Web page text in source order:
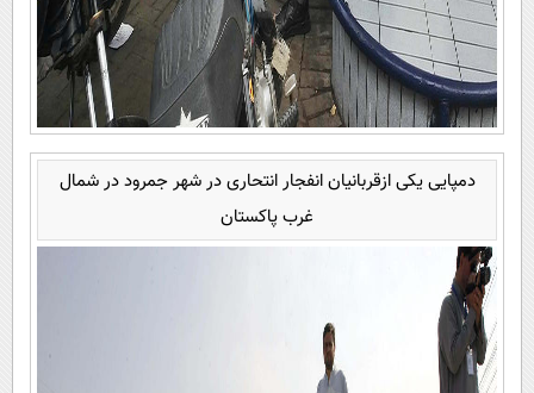
دمپایی یکی ازقربانیان انفجار انتحاری در شهر جمرود در شمال
غرب پاکستان